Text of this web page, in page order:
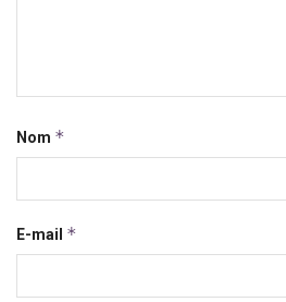
Nom *
E-mail *